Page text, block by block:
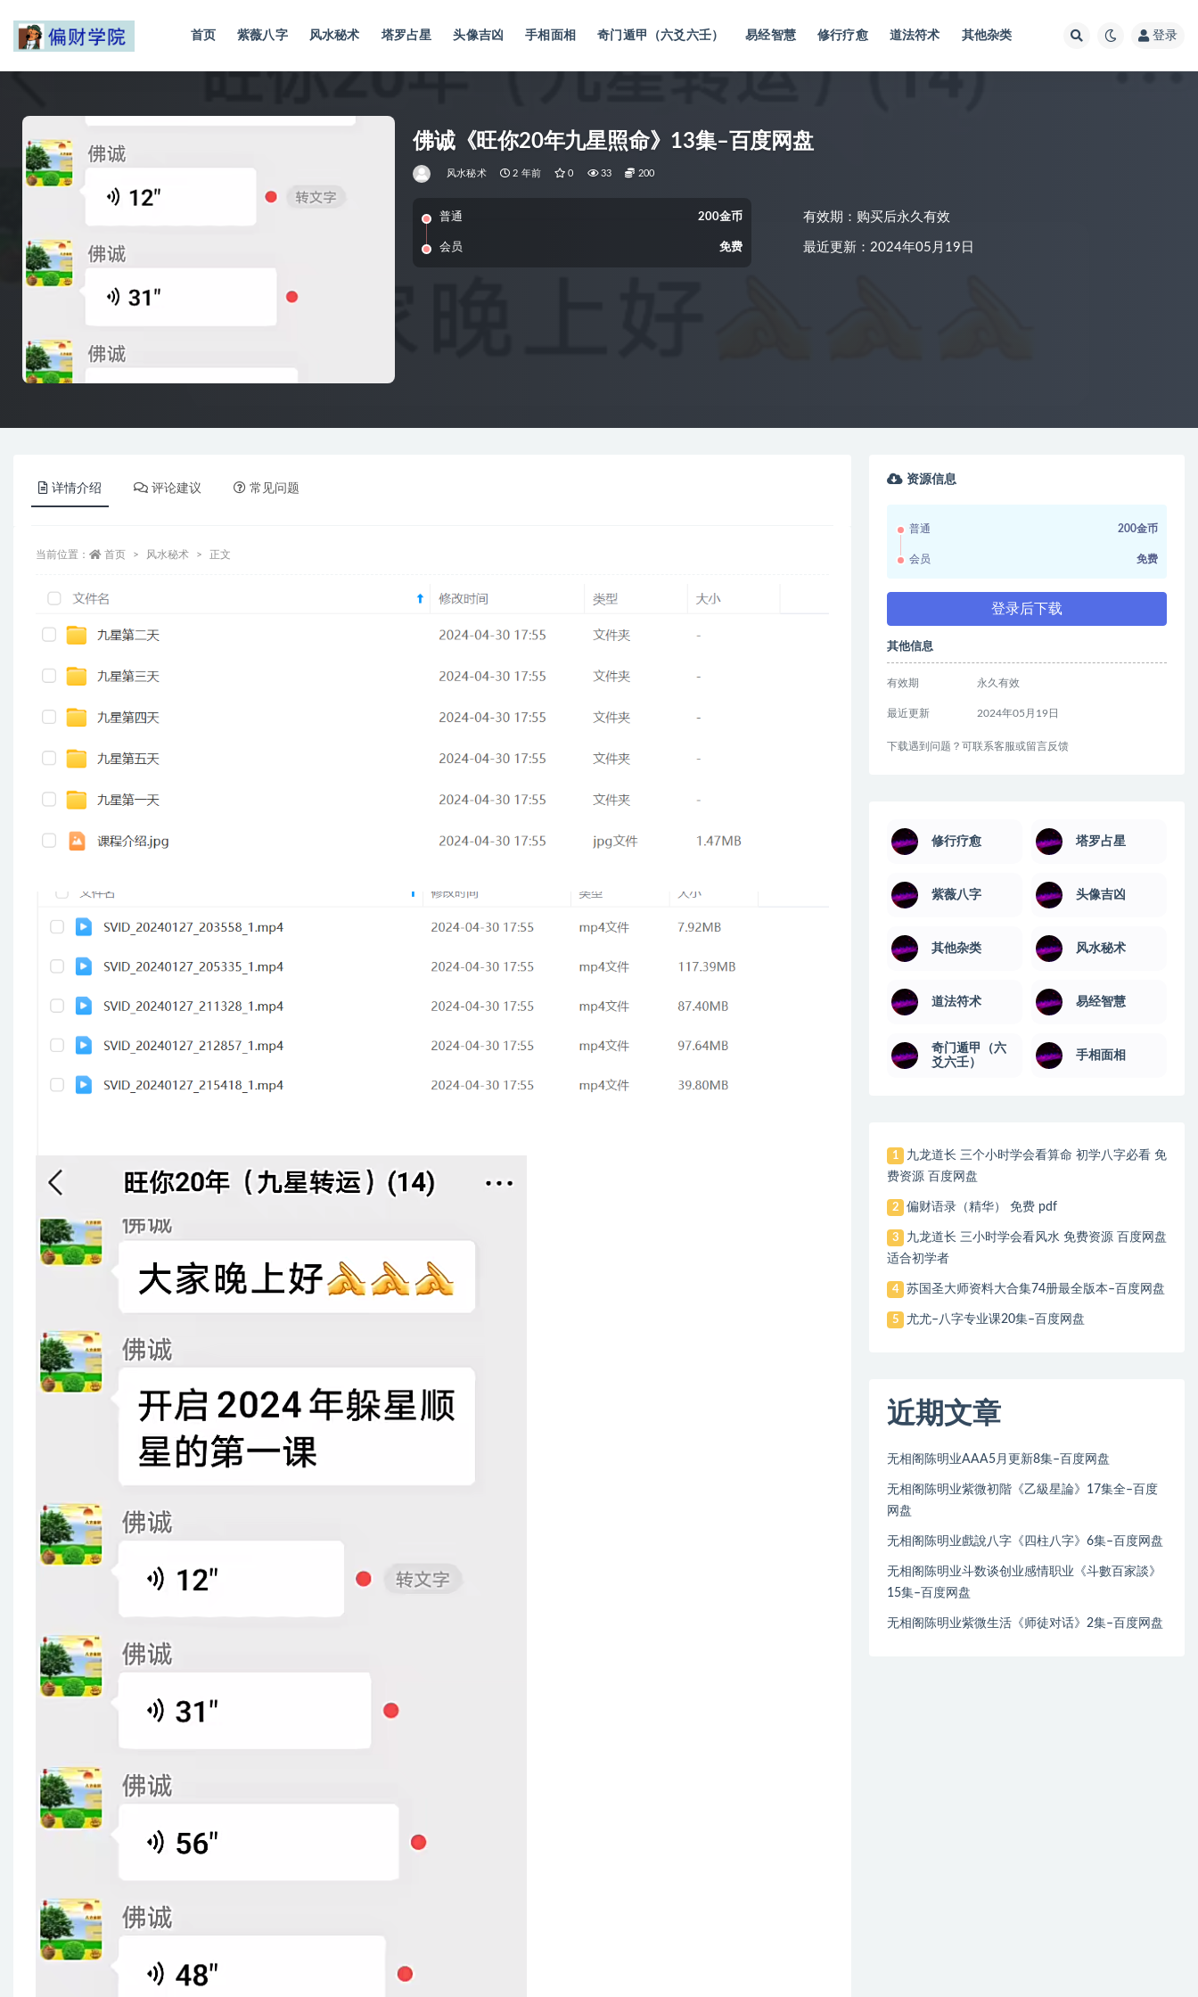
首页 紫薇八字 风水秘术 塔罗占星 头像吉凶 手相面相 奇门遁甲（六爻六壬） 易经智慧 修行疗愈 道法符术 其他杂类 登录
佛诚《旺你20年九星照命》13集–百度网盘
风水秘术 2 年前 0 33 200
普通 200金币
会员 免费
有效期：购买后永久有效
最近更新：2024年05月19日
详情介绍 评论建议 常见问题
当前位置： 首页 风水秘术 正文
资源信息
普通 200金币
会员 免费
登录后下载
其他信息
有效期 永久有效
最近更新 2024年05月19日
下载遇到问题？可联系客服或留言反馈
修行疗愈 塔罗占星
紫薇八字 头像吉凶
其他杂类 风水秘术
道法符术 易经智慧
奇门遁甲（六
爻六壬）
手相面相
1
九龙道长 三个小时学会看算命 初学八字必看 免
费资源 百度网盘
2 偏财语录（精华） 免费 pdf
3
九龙道长 三小时学会看风水 免费资源 百度网盘
适合初学者
4 苏国圣大师资料大合集74册最全版本–百度网盘
5 尤尤–八字专业课20集–百度网盘
近期文章
无相阁陈明业AAA5月更新8集–百度网盘
无相阁陈明业紫微初階《乙級星論》17集全–百度
网盘
无相阁陈明业戲說八字《四柱八字》6集–百度网盘
无相阁陈明业斗数谈创业感情职业《斗數百家談》
15集–百度网盘
无相阁陈明业紫微生活《师徒对话》2集–百度网盘